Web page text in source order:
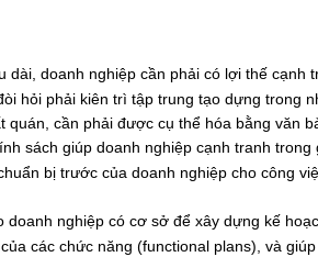
doanh nghiệp cần phải có lợi thế cạnh
hỏi phải kiên trì tập trung tạo dựng trong
cần phải được cụ thể hóa bằng văn
sách giúp doanh nghiệp cạnh tranh
bị trước của doanh nghiệp cho công
nghiệp có cơ sở để xây dựng kế
các chức năng (functional plans), và